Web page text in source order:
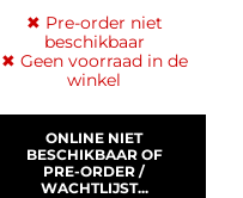
Premium Acryl Case
(ENG)
✖ Pre-order niet
beschikbaar
✖ Geen voorraad in de
winkel
ONLINE NIET
BESCHIKBAAR OF
PRE-ORDER /
WACHTLIJST...